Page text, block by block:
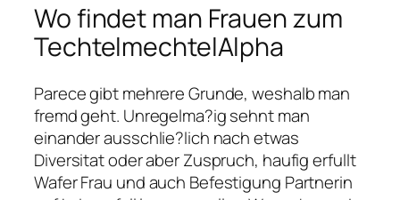
Wo findet man Frauen zum
TechtelmechtelAlpha
Parece gibt mehrere Grunde, weshalb man
fremd geht. Unregelma?ig sehnt man
einander ausschlie?lich nach etwas
Diversitat oder aber Zuspruch, haufig erfullt
Wafer Frau und auch Befestigung Partnerin